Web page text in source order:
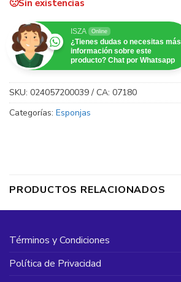
Sin existencias
ISZA Online
¿Tienes dudas o necesitas más
información sobre este
producto? Chat por Whatsapp
SKU: 024057200039 / CA: 07180
Categorías: Esponjas
PRODUCTOS RELACIONADOS
Términos y Condiciones
Política de Privacidad